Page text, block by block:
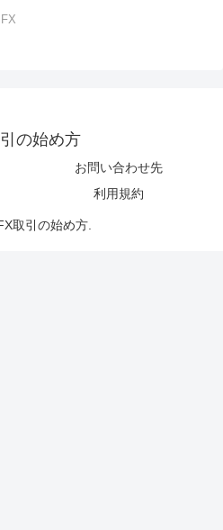
FX
の始め方
お問い合わせ先
利用規約
取引の始め方.